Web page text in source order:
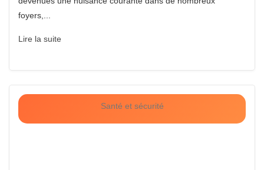
foyers,...
Lire la suite
Santé et sécurité